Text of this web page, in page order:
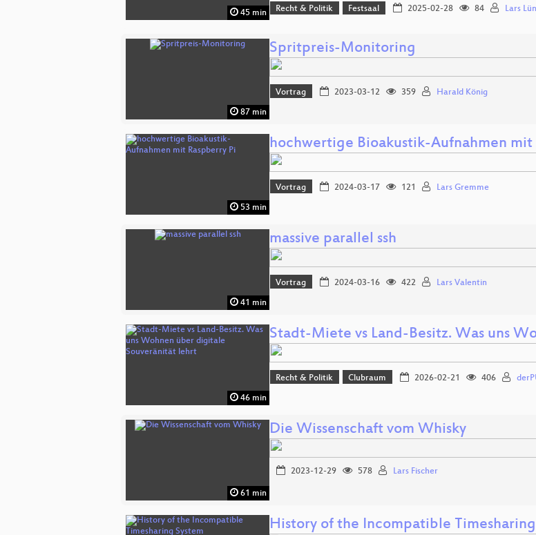
45 min Recht & Politik Festsaal 2025-02-28 84 Lars
87 min
Spritpreis-Monitoring
Vortrag 2023-03-12 359 Harald König
53 min
hochwertige Bioakustik-Aufnahmen mit
Vortrag 2024-03-17 121 Lars Gremme
41 min
massive parallel ssh
Vortrag 2024-03-16 422 Lars Valentin
46 min
Stadt-Miete vs Land-Besitz. Was uns
Recht & Politik Clubraum 2026-02-21 406
61 min
Die Wissenschaft vom Whisky
2023-12-29 578 Lars Fischer
History of the Incompatible